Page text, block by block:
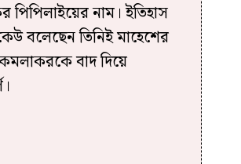
নাম। ইতিহাস
বলেছেন তিনিই মাহেশের
বাদ দিয়ে